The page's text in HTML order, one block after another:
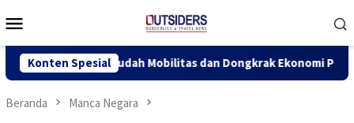
ke
Mobile
Konten Spesial
Mobilitas dan Dongkrak Ekonomi Perbatasan
Beranda Manca Negara